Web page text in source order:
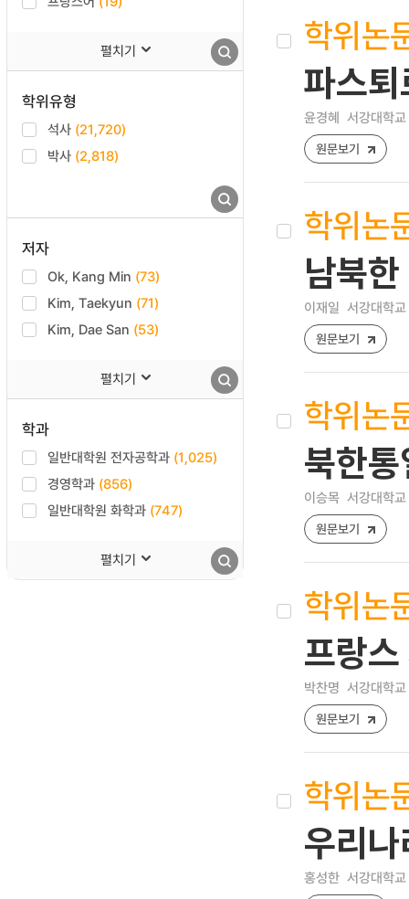
펼치기
학위유형
석사 (21,720)
박사 (2,818)
저자
Ok, Kang Min (73)
Kim, Taekyun (71)
Kim, Dae San (53)
펼치기
학과
일반대학원 전자공학과 (1,025)
경영학과 (856)
일반대학원 화학과 (747)
펼치기
학위논
파스
윤경혜 서강대학
원문보기
학위논
남북
이재일 서강대학
원문보기
학위논
북한
이승목 서강대학
원문보기
학위논
프랑
박찬명 서강대학
원문보기
학위논
우리
홍성한 서강대학